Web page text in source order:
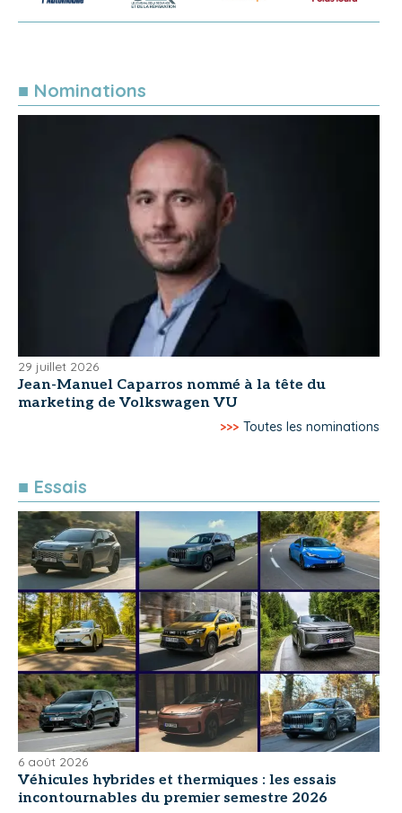
■ Nominations
29 juillet 2026
Jean-Manuel Caparros nommé à la tête du
marketing de Volkswagen VU
>>> Toutes les nominations
■ Essais
6 août 2026
Véhicules hybrides et thermiques : les essais
incontournables du premier semestre 2026